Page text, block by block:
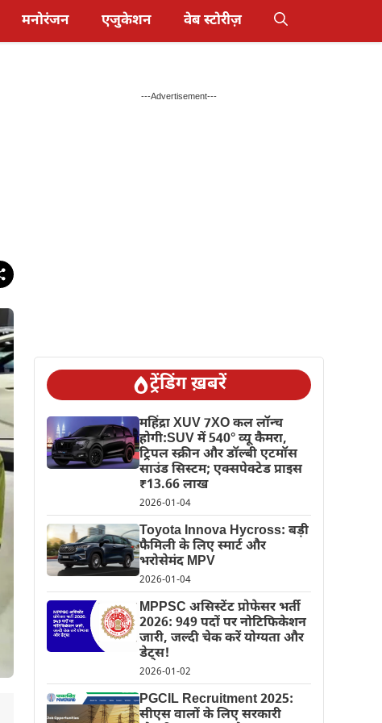
मनोरंजन एजुकेशन वेब स्टोरीज़
---Advertisement---
ट्रेंडिंग ख़बरें
महिंद्रा XUV 7XO कल लॉन्च
होगी:SUV में 540° व्यू कैमरा,
ट्रिपल स्क्रीन और डॉल्बी एटमॉस
साउंड सिस्टम; एक्सपेक्टेड प्राइस
₹13.66 लाख
2026-01-04
Toyota Innova Hycross: बड़ी
फैमिली के लिए स्मार्ट और
भरोसेमंद MPV
2026-01-04
MPPSC असिस्टेंट प्रोफेसर भर्ती
2026: 949 पदों पर नोटिफिकेशन
जारी, जल्दी चेक करें योग्यता और
डेट्स!
2026-01-02
PGCIL Recruitment 2025:
सीएस वालों के लिए सरकारी